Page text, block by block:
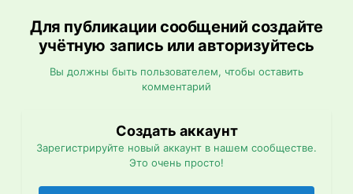
Для публикации сообщений создайте
учётную запись или авторизуйтесь
Вы должны быть пользователем, чтобы оставить
комментарий
Создать аккаунт
Зарегистрируйте новый аккаунт в нашем сообществе.
Это очень просто!